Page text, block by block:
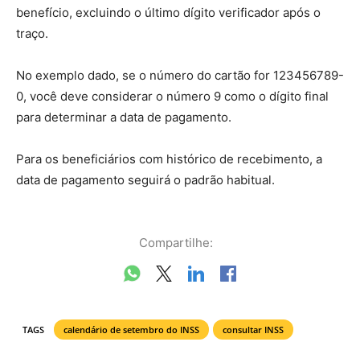
benefício, excluindo o último dígito verificador após o
traço.
No exemplo dado, se o número do cartão for 123456789-
0, você deve considerar o número 9 como o dígito final
para determinar a data de pagamento.
Para os beneficiários com histórico de recebimento, a
data de pagamento seguirá o padrão habitual.
Compartilhe:
TAGS calendário de setembro do INSS
consultar INSS